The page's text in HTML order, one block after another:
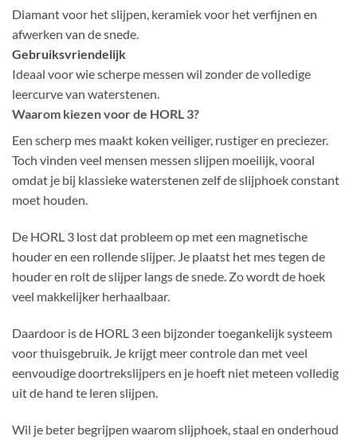
Diamant voor het slijpen, keramiek voor het verfijnen en
afwerken van de snede.
Gebruiksvriendelijk
Ideaal voor wie scherpe messen wil zonder de volledige
leercurve van waterstenen.
Waarom kiezen voor de HORL 3?
Een scherp mes maakt koken veiliger, rustiger en preciezer.
Toch vinden veel mensen messen slijpen moeilijk, vooral
omdat je bij klassieke waterstenen zelf de slijphoek constant
moet houden.
De HORL 3 lost dat probleem op met een magnetische
houder en een rollende slijper. Je plaatst het mes tegen de
houder en rolt de slijper langs de snede. Zo wordt de hoek
veel makkelijker herhaalbaar.
Daardoor is de HORL 3 een bijzonder toegankelijk systeem
voor thuisgebruik. Je krijgt meer controle dan met veel
eenvoudige doortrekslijpers en je hoeft niet meteen volledig
uit de hand te leren slijpen.
Wil je beter begrijpen waarom slijphoek, staal en onderhoud